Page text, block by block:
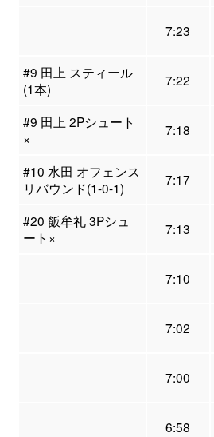
7:23
#9 田上 スティール
(1本)
7:22
#9 田上 2Pシュート
×
7:18
#10 水田 オフェンス
リバウンド(1-0-1)
7:17
#20 飯牟礼 3Pシュ
ート×
7:13
7:10
7:02
7:00
6:58